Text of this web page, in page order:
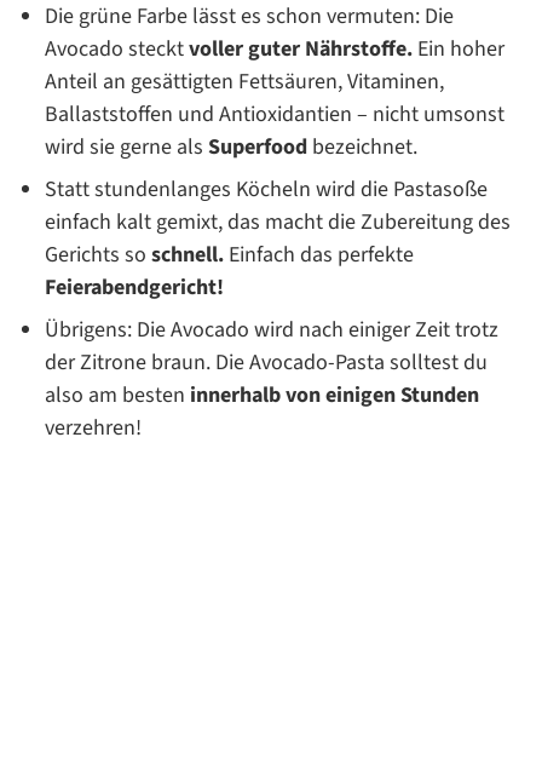
Die grüne Farbe lässt es schon vermuten: Die
Avocado stecktvoller guter Nährstoffe. Ein hoher
Anteil an gesättigten Fettsäuren, Vitaminen,
Ballaststoffen und Antioxidantien – nicht umsonst
wird sie gerne als Superfood bezeichnet.
Statt stundenlanges Köcheln wird die Pastasoße
einfach kalt gemixt, das macht die Zubereitung des
Gerichts so schnell. Einfach das perfekte
Feierabendgericht!
Übrigens: Die Avocado wird nach einiger Zeit trotz
der Zitrone braun. Die Avocado-Pasta solltest du
also am besten innerhalb von einigen Stunden
verzehren!